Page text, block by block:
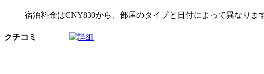
宿泊料金はCNY830から、部屋のタイプと日付によって異なりま
クチコミ